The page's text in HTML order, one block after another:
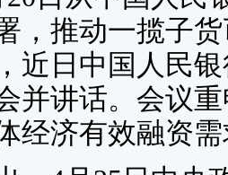
，推动一揽子
近日中国人民
并讲话。会议
经济有效融资